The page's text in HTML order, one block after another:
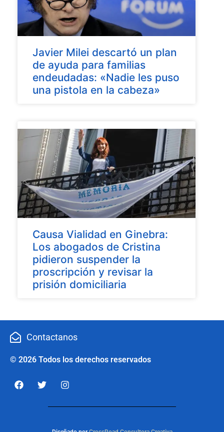
Javier Milei descartó un plan
de ayuda para familias
endeudadas: «Nadie les puso
una pistola en la cabeza»
Causa Vialidad en Ginebra:
Los abogados de Cristina
pidieron suspender la
proscripción y revisar la
prisión domiciliaria
Contactanos
© 2026 Todos los derechos reservados